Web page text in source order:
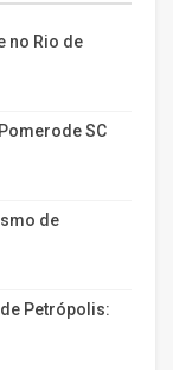
no Rio de
SC
de
Petrópolis: